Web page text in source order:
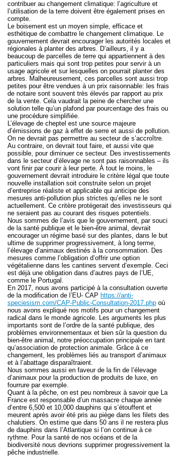
contribuer au changement climatique: l’agriculture et
l’utilisation de la terre doivent être également prises en
compte.
Le boisement est un moyen simple, efficace et
esthétique de combattre le changement climatique. Le
gouvernement devrait encourager les autorités locales et
régionales à planter des arbres. D’ailleurs, il y a
beaucoup de parcelles de terre qui appartiennent à des
particuliers mais qui sont trop petites pour servir à un
usage agricole et sur lesquelles on pourrait planter des
arbres. Malheureusement, ces parcelles sont aussi trop
petites pour être vendues à un prix raisonnable: les frais
de notaire sont souvent très élevés par rapport au prix
de la vente. Cela vaudrait la peine de chercher une
solution telle qu’un plafond par pourcentage des frais ou
une procédure simplifiée.
L’élevage de cheptel est une source majeure
d’émissions de gaz à effet de serre et aussi de pollution.
On ne devrait pas permettre au secteur de s’accroître.
Au contraire, on devrait tout faire, et aussi vite que
possible, pour diminuer ce secteur. Des investissements
dans le secteur d’élevage ne sont pas raisonnables – ils
vont finir par courir à leur perte. À tout le moins, le
gouvernement devrait introduire le critère légal que toute
nouvelle installation soit construite selon un projet
d’entreprise réaliste et applicable qui anticipe des
mesures anti-pollution plus strictes qu’elles ne le sont
actuellement. Ce critère protégerait des investisseurs qui
ne seraient pas au courant des risques potentiels.
Nous sommes de l’avis que le gouvernement, par souci
de la santé publique et le bien-être animal, devrait
encourager un régime basé sur des plantes, dans le but
ultime de supprimer progressivement, à long terme,
l’élevage d’animaux destinés à la consommation. Des
mesures comme l’obligation d’offrir une option
végétalienne dans les cantines servent d’exemple. Ceci
est déjà une obligation dans d’autres pays de l’UE,
comme le Portugal.
En 2017, nous avons participé à la consultation ouverte
de la modification de l’EU- CAP https://anti-
speciesism.com/CAP-Public-Consultation-2017.php où
nous avons expliqué nos motifs pour un changement
radical dans le monde agricole. Les arguments les plus
importants sont de l’ordre de la santé publique, des
problèmes environnementaux et bien sûr la question du
bien-être animal, notre préoccupation principale en tant
qu’association de protection animale. Grâce à ce
changement, les problèmes liés au transport d’animaux
et à l’abattage disparaîtraient.
Nous sommes aussi en faveur de la fin de l’élevage
d’animaux pour la production de produits de luxe, en
fourrure par exemple.
Quant àla pêche, on est peu nombreux à savoir que La
France est responsable d’un massacre chaque année
d’entre 6,500 et 10,000 dauphins qui s’étouffent et
meurent après avoir été pris au piège dans les filets des
chalutiers. On estime que dans 50 ans il ne restera plus
de dauphins dans l’Atlantique si l’on continue à ce
rythme. Pour la santé de nos océans et de la
biodiversité nous devrions supprimer progressivement la
pêche industrielle.